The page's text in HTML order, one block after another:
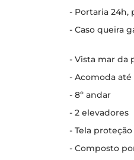
- Portaria 24h,
- Caso queira
- Vista mar da
- Acomoda até
- 8º andar
- 2 elevadores
- Tela
- Composto